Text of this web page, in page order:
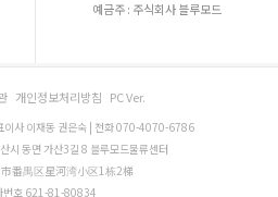
예금주 : 주식회사 블루모드
개인정보처리방침 PC Ver.
이사 이재동 권은숙 | 전화 070-4070-6786
시 동면 가산3길 8 블루모드물류센터
番禺区星河湾小区1栋2梯
번호 621-81-80834